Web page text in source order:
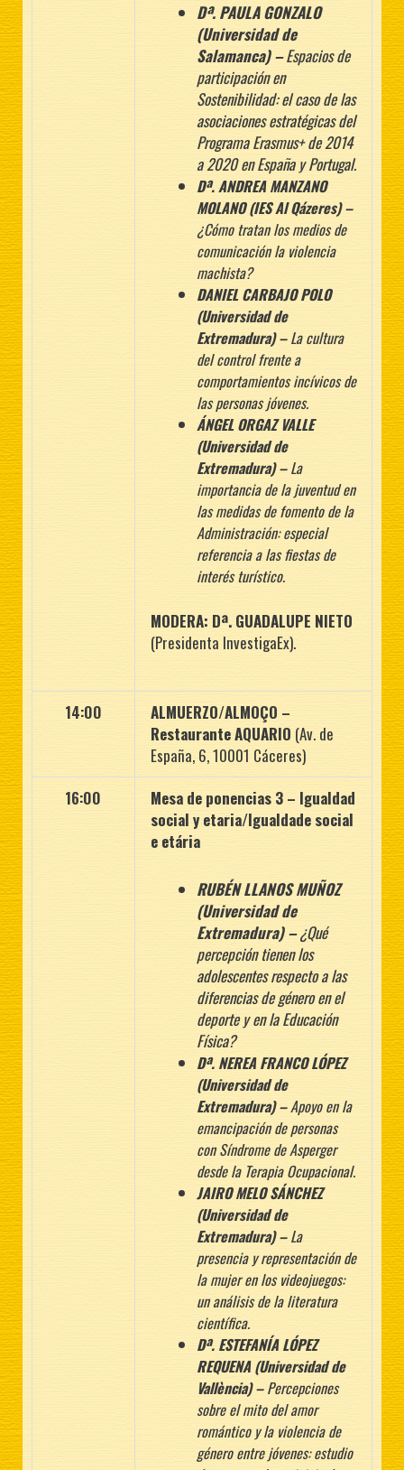
Dª. PAULA GONZALO
(Universidad de
Salamanca) –Espacios de
participación en
Sostenibilidad: el caso de las
asociaciones estratégicas del
Programa Erasmus+ de2014
a 2020 en España y Portugal.
Dª. ANDREA MANZANO
MOLANO (IES Al Qázeres) –
¿Cómo tratan los mediosde
comunicación la violencia
machista?
DANIEL CARBAJO POLO
(Universidad de
Extremadura) –La cultura
del control frente a
comportamientos incívicos de
las personas jóvenes.
ÁNGEL ORGAZ VALLE
(Universidad de
Extremadura) –La
importancia de lajuventud en
las medidas de fomento de la
Administración: especial
referencia a lasfiestas de
interés turístico.
MODERA: Dª. GUADALUPE NIETO
(Presidenta InvestigaEx).
14:00 ALMUERZO/ALMOÇO –
Restaurante AQUARIO (Av. de
España, 6, 10001 Cáceres)
16:00
Mesa de ponencias 3 – Igualdad
social y etaria/Igualdade social
e etária
RUBÉN LLANOS MUÑOZ
(Universidad de
Extremadura) –¿Qué
percepcióntienen los
adolescentes respecto a las
diferencias de género en el
deporte y en laEducación
Física?
Dª. NEREA FRANCO LÓPEZ
(Universidad de
Extremadura) –Apoyo en la
emancipación de personas
con Síndrome de Asperger
desde la Terapia Ocupacional.
JAIRO MELO SÁNCHEZ
(Universidad de
Extremadura) –La
presencia y representación de
la mujer en los videojuegos:
un análisis de la literatura
científica.
Dª. ESTEFANÍA LÓPEZ
REQUENA (Universidad de
Vallència) –Percepciones
sobre el mito del amor
romántico y la violencia de
género entre jóvenes: estudio